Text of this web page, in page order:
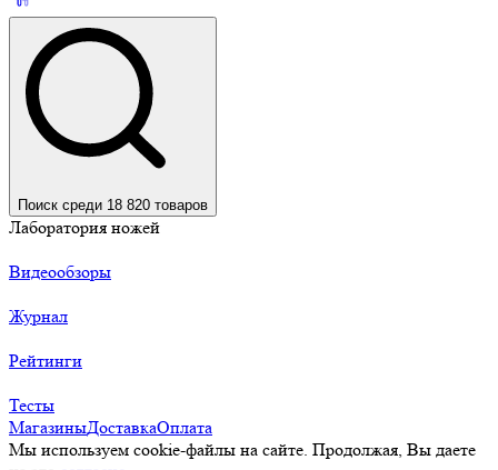
Поиск среди 18 820 товаров
Лаборатория ножей
Видеообзоры
Журнал
Рейтинги
Тесты
МагазиныДоставкаОплата
Мы используем cookie-файлы на сайте. Продолжая, Вы даете